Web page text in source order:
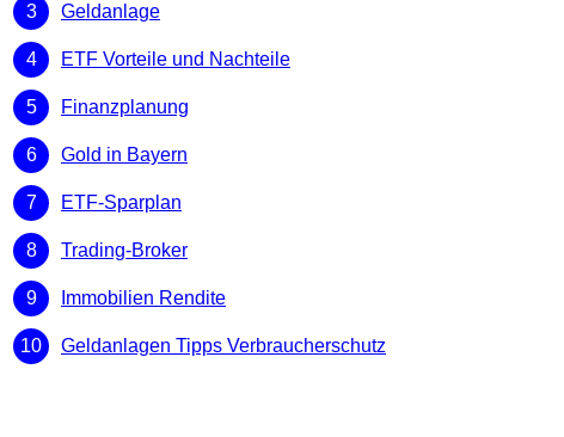
Geldanlage
ETF Vorteile und Nachteile
Finanzplanung
Gold in Bayern
ETF-Sparplan
Trading-Broker
Immobilien Rendite
Geldanlagen Tipps Verbraucherschutz